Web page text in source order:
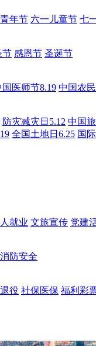
年节 六一儿童节 七
节 感恩节 圣诞节
国医师节8.19 中国农
防灾减灾日5.12 中国
全国土地日6.25 国
就业 文旅宣传 党建
消防安全
役 社保医保 福利彩